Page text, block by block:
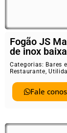
Fogão JS
de inox
Categorias: Bares
Restaurante,
Fale